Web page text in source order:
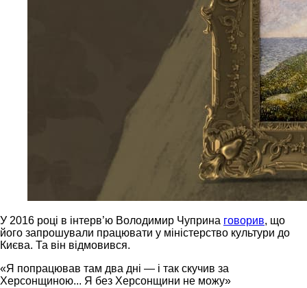
У 2016 році в інтерв’ю Володимир Чуприна говорив, що
його запрошували працювати у міністерство культури до
Києва. Та він відмовився.
«Я попрацював там два дні — і так скучив за
Херсонщиною... Я без Херсонщини не можу»